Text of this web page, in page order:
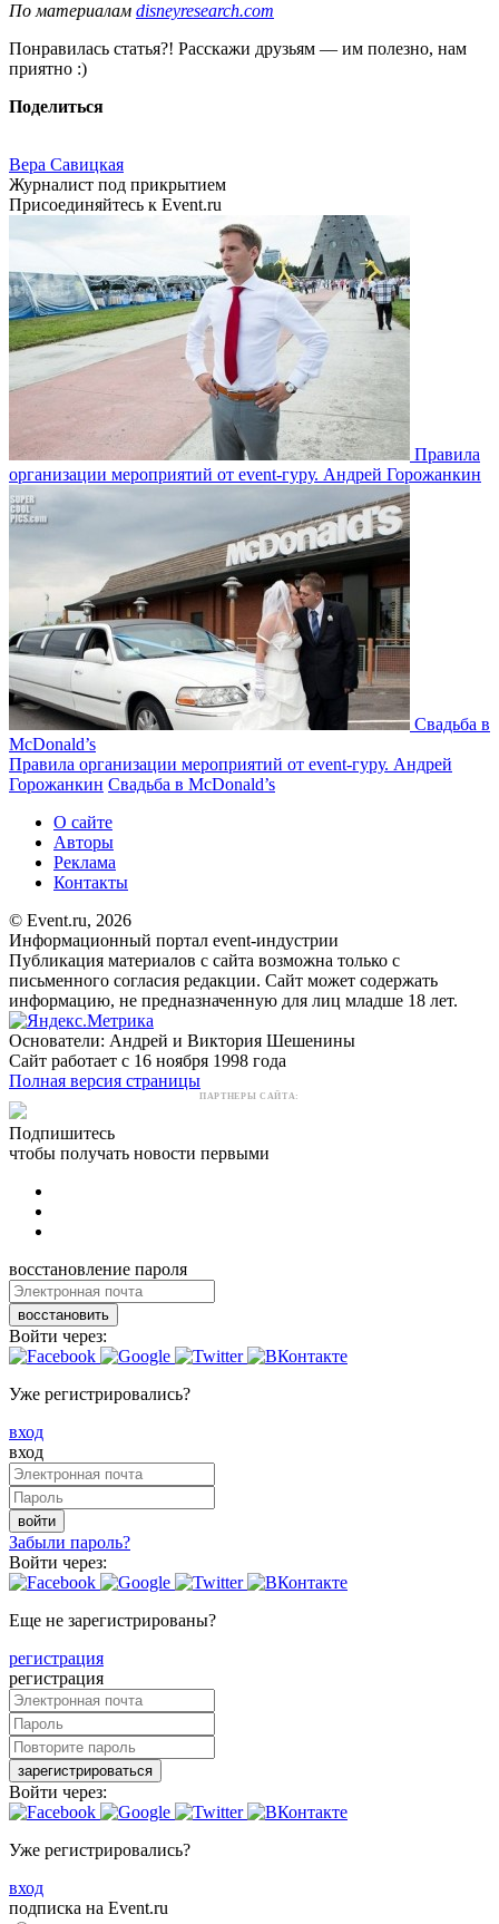
По материалам disneyresearch.com
Понравилась статья?! Расскажи друзьям — им полезно, нам
приятно :)
Поделиться
Вера Савицкая
Журналист под прикрытием
Присоединяйтесь к Event.ru
Правила
организации мероприятий от event-гуру. Андрей Горожанкин
Свадьба в
McDonald’s
Правила организации мероприятий от event-гуру. Андрей
Горожанкин Свадьба в McDonald’s
О сайте
Авторы
Реклама
Контакты
© Event.ru, 2026
Информационный портал event-индустрии
Публикация материалов с сайта возможна только с
письменного согласия редакции. Сайт может содержать
информацию, не предназначенную для лиц младше 18 лет.
Основатели: Андрей и Виктория Шешенины
Сайт работает с 16 ноября 1998 года
Полная версия страницы
ПАРТНЕРЫ САЙТА:
Подпишитесь
чтобы получать новости первыми
восстановление пароля
восстановить
Войти через:
Уже регистрировались?
вход
вход
войти
Забыли пароль?
Войти через:
Еще не зарегистрированы?
регистрация
регистрация
зарегистрироваться
Войти через:
Уже регистрировались?
вход
подписка на Event.ru